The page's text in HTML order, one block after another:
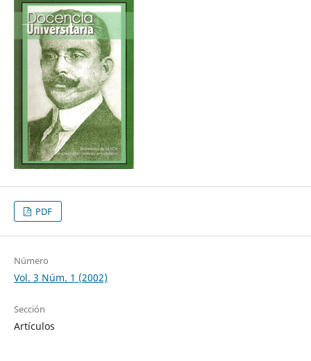
PDF
Número
Vol. 3 Núm. 1 (2002)
Sección
Artículos